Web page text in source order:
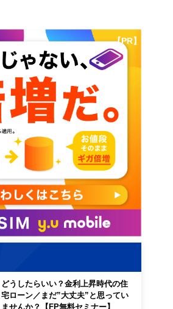
【PR】
どうしたらいい？金利上昇時代の住
宅ローン／まだ”大丈夫”と思ってい
ませんか？【FP無料セミナー】